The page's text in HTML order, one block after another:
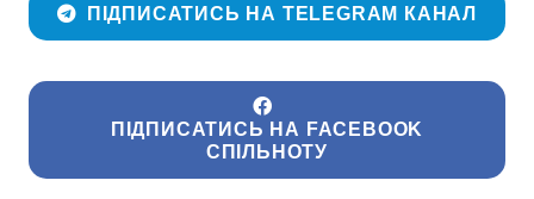
ПІДПИСАТИСЬ НА TELEGRAM КАНАЛ
ПІДПИСАТИСЬ НА FACEBOOK
СПІЛЬНОТУ